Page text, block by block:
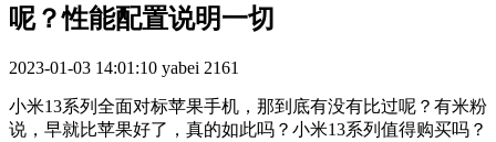
呢？性能配置说明一切
2023-01-03 14:01:10 yabei 2161
小米13系列全面对标苹果手机，那到底有没有比过呢？有米粉
说，早就比苹果好了，真的如此吗？小米13系列值得购买吗？